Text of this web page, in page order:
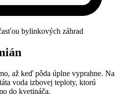
bylinkových záhrad
až keď pôda úplne vyprahne. Na
voda izbovej teploty, ktorú
do kvetináča.